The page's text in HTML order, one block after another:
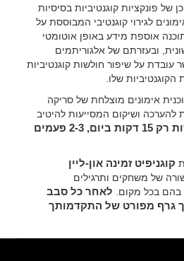
של פונקציות קוגנטיביות בסיסיות
לגירוי קוגנטיבי המבוססת על
אוספת מידע באופן אוטומטי
ובעזרתם של אלגוריתמים
עובדת על שיפור חולשות קוגנטיביות
שלו.
אימונים מוצלחת של סריקה
להערכה ושיקום המסייעות להיטיב
נדרשות רק 15 דקות ביום, 2-3 פעמים
קוגניפיט זמינה און-ליין
שורה של משחקים ותרגילים
בהם בכל מקום. לאחר כל סבב
לך גרף מפורט של התקדמותך